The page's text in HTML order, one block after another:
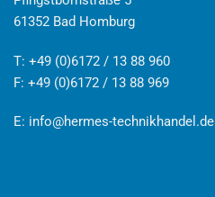
61352 Bad Homburg
T: +49 (0)6172 / 13 88 960
F: +49 (0)6172 / 13 88 969
E: info@hermes-technikhandel.de